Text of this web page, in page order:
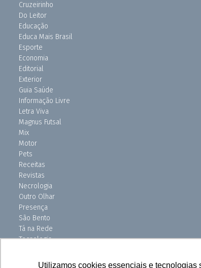
Utilizamos cookies essenciais e tecnologias
Cruzeirinho
Do Leitor
Educação
Educa Mais Brasil
Esporte
Economia
Editorial
Exterior
Guia Saúde
Informação Livre
Letra Viva
Magnus Futsal
Mix
Motor
Pets
Receitas
Revistas
Necrologia
Outro Olhar
Presença
São Bento
Tá na Rede
Tecnologia
Uniso Ciência